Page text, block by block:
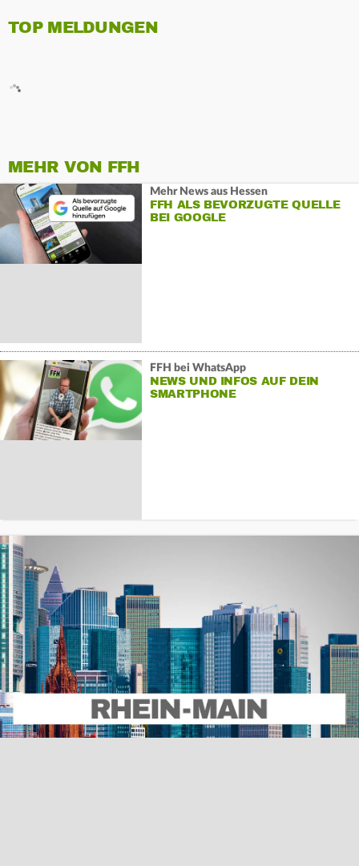
TOP MELDUNGEN
MEHR VON FFH
Mehr News aus Hessen
FFH ALS BEVORZUGTE QUELLE
BEI GOOGLE
FFH bei WhatsApp
NEWS UND INFOS AUF DEIN
SMARTPHONE